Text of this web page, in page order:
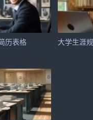
场营销相关知识，具
学习能力，善于总结经
历表格 大学生涯